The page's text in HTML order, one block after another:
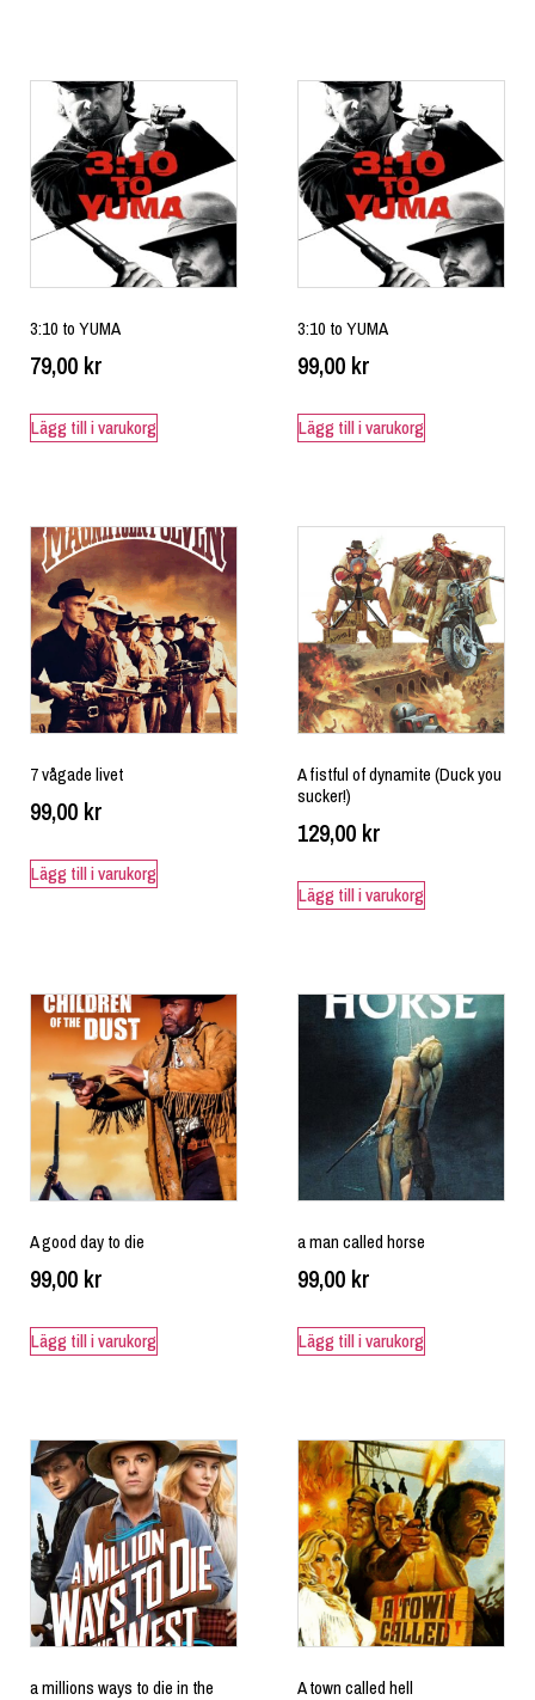
3:10 to YUMA
79,00 kr
Lägg till i varukorg
3:10 to YUMA
99,00 kr
Lägg till i varukorg
7 vågade livet
99,00 kr
Lägg till i varukorg
A fistful of dynamite (Duck you
sucker!)
129,00 kr
Lägg till i varukorg
A good day to die
99,00 kr
Lägg till i varukorg
a man called horse
99,00 kr
Lägg till i varukorg
a millions ways to die in the
A town called hell